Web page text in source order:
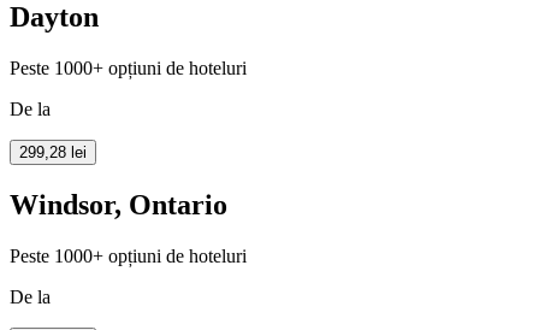
Dayton
Peste 1000+ opțiuni de hoteluri
De la
299,28 lei
Windsor, Ontario
Peste 1000+ opțiuni de hoteluri
De la